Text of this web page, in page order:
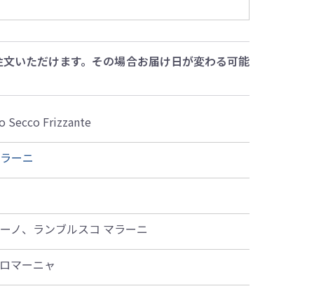
いただけます。その場合お届け日が変わる可能
Secco Frizzante
ーニ
ノ、ランブルスコ マラーニ
マーニャ